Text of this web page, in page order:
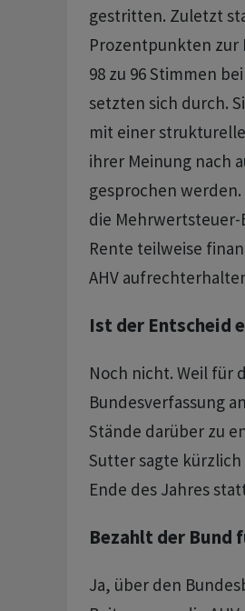
gestritten. Zuletzt
Prozentpunkten zur
98 zu 96 Stimmen
setzten sich durch.
mit einer
ihrer Meinung nach
gesprochen werden.
die Mehrwertsteuer-
Rente teilweise
AHV
Ist der Entscheid
Noch nicht. Weil für
Bundesverfassung
Stände darüber zu
Sutter sagte
Ende des Jahres
Bezahlt der Bund
Ja, über den